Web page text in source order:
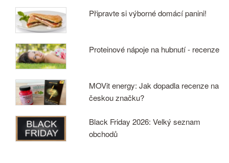
Připravte si výborné domácí panini!
Proteinové nápoje na hubnutí - recenze
MOVit energy: Jak dopadla recenze na
českou značku?
Black Friday 2026: Velký seznam
obchodů